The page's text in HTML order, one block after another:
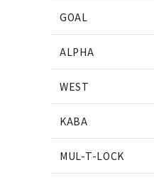
GOAL
ALPHA
WEST
KABA
MUL-T-LOCK